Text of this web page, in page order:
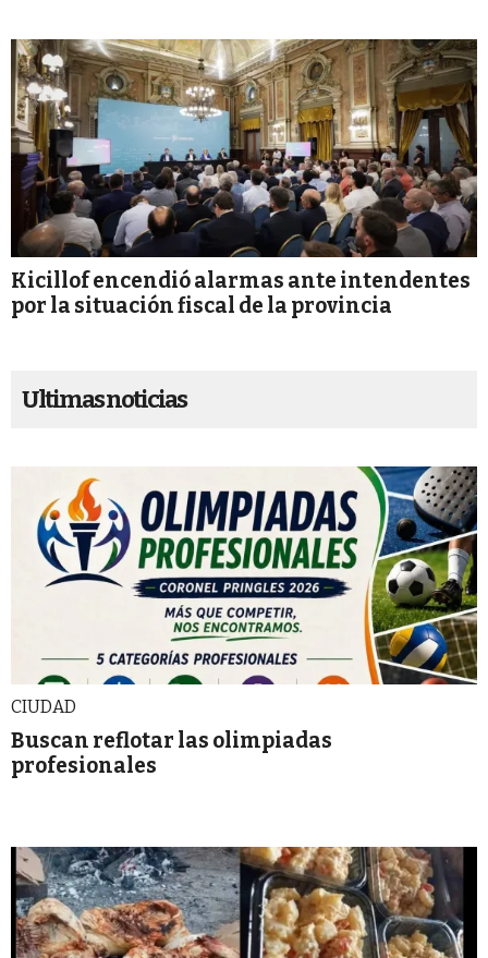
Kicillof encendió alarmas ante intendentes
por la situación fiscal de la provincia
Ultimas noticias
CIUDAD
Buscan reflotar las olimpiadas
profesionales